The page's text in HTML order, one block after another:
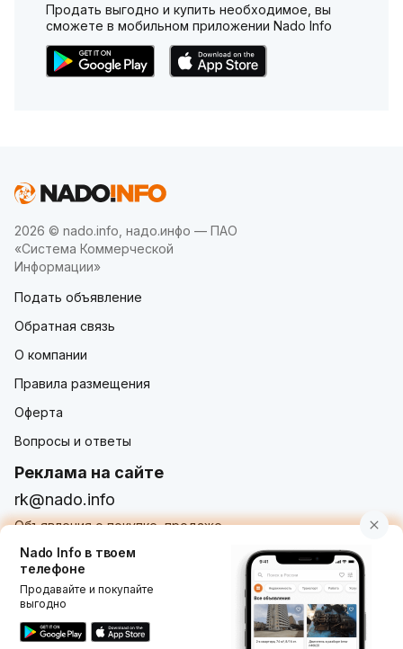
Продать выгодно и купить необходимое, вы
сможете в мобильном приложении Nado Info
2026 © nado.info, надо.инфо — ПАО
«Система Коммерческой
Информации»
Подать объявление
Обратная связь
О компании
Правила размещения
Оферта
Вопросы и ответы
Реклама на сайте
rk@nado.info
Объявления о покупке, продаже,
услугах от частных лиц и организаций
Использование nado.info, в том числе и размещение
объявлений на сайте означает принятие условий
Nado Info в твоем
телефоне
Продавайте и покупайте
выгодно